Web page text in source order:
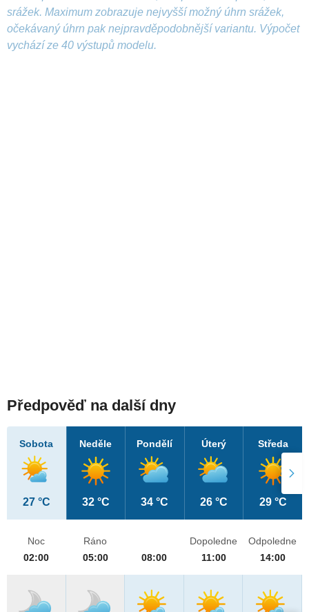
srážek. Maximum zobrazuje nejvyšší možný úhrn srážek,
očekávaný úhrn pak nejpravděpodobnější variantu. Výpočet
vychází ze 40 výstupů modelu.
Předpověď na další dny
Sobota
27 °C
Neděle
32 °C
Pondělí
34 °C
Úterý
26 °C
Středa
29 °C
Noc
02:00
Ráno
05:00
08:00
Dopoledne
11:00
Odpoledne
14:00